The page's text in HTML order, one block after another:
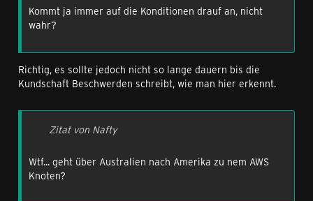
Kommt ja immer auf die Konditionen drauf an, nicht
wahr?
Richtig, es sollte jedoch nicht so lange dauern bis die
Kundschaft Beschwerden schreibt, wie man hier erkennt.
Zitat von Nafty
Wtf... geht über Australien nach Amerika zu nem AWS
Knoten?